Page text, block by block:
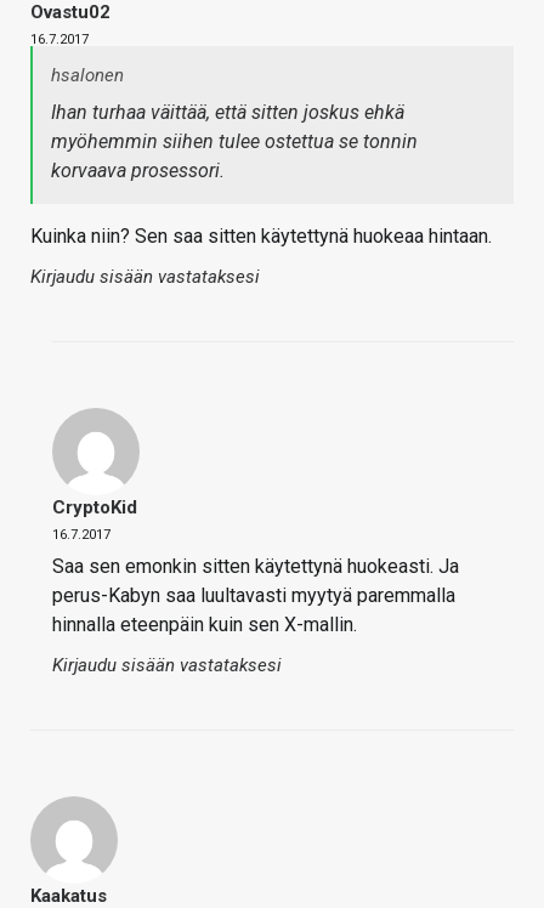
Ovastu02
16.7.2017
hsalonen
Ihan turhaa väittää, että sitten joskus ehkä
myöhemmin siihen tulee ostettua se tonnin
korvaava prosessori.
Kuinka niin? Sen saa sitten käytettynä huokeaa hintaan.
Kirjaudu sisään vastataksesi
CryptoKid
16.7.2017
Saa sen emonkin sitten käytettynä huokeasti. Ja
perus-Kabyn saa luultavasti myytyä paremmalla
hinnalla eteenpäin kuin sen X-mallin.
Kirjaudu sisään vastataksesi
Kaakatus